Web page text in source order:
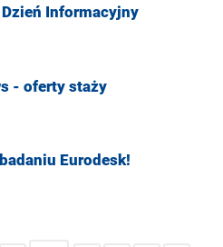
Informacyjny
- oferty staży
Eurodesk!